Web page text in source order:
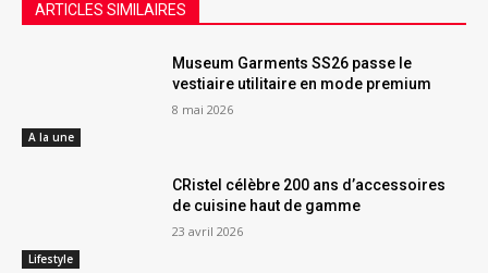
ARTICLES SIMILAIRES
A la une
Museum Garments SS26 passe le
vestiaire utilitaire en mode premium
8 mai 2026
Lifestyle
CRistel célèbre 200 ans d’accessoires
de cuisine haut de gamme
23 avril 2026